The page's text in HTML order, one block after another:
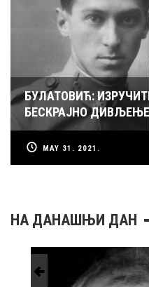
БУЛАТОВИЋ:
БЕСКРАЈНО ДИВЉЕЊЕ
MAY 31. 2021.
НА ДАНАШЊИ ДАН